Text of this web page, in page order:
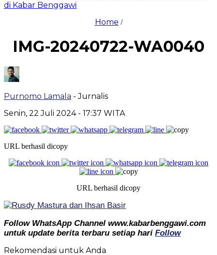
di Kabar Benggawi
Home /
IMG-20240722-WA0040
Purnomo Lamala - Jurnalis
Senin, 22 Juli 2024 - 17:37 WITA
URL berhasil dicopy
URL berhasil dicopy
Follow WhatsApp Channel www.kabarbenggawi.com
untuk update berita terbaru setiap hari Follow
Rekomendasi untuk Anda